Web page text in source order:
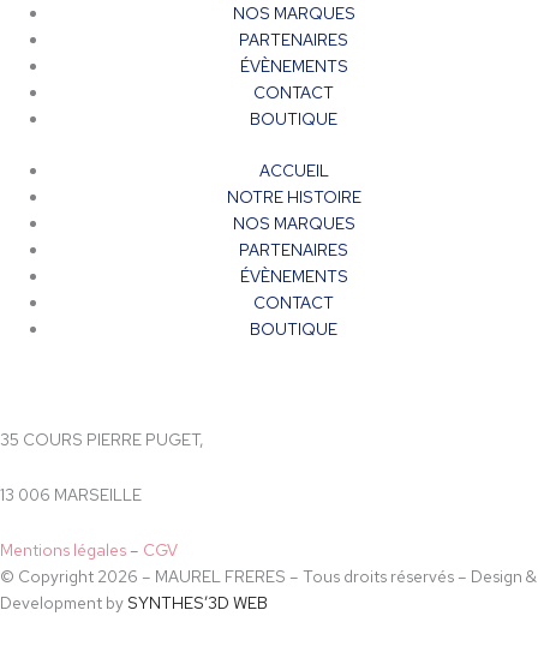
NOS MARQUES
PARTENAIRES
ÉVÈNEMENTS
CONTACT
BOUTIQUE
ACCUEIL
NOTRE HISTOIRE
NOS MARQUES
PARTENAIRES
ÉVÈNEMENTS
CONTACT
BOUTIQUE
35 COURS PIERRE PUGET,
13 006 MARSEILLE
Mentions légales – CGV
© Copyright 2026 – MAUREL FRERES – Tous droits réservés – Design &
Development by SYNTHES’3D WEB